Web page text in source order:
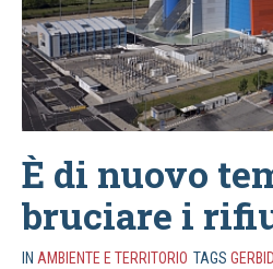
È di nuovo
bruciare i
IN AMBIENTE E TERRITORIO TAGS